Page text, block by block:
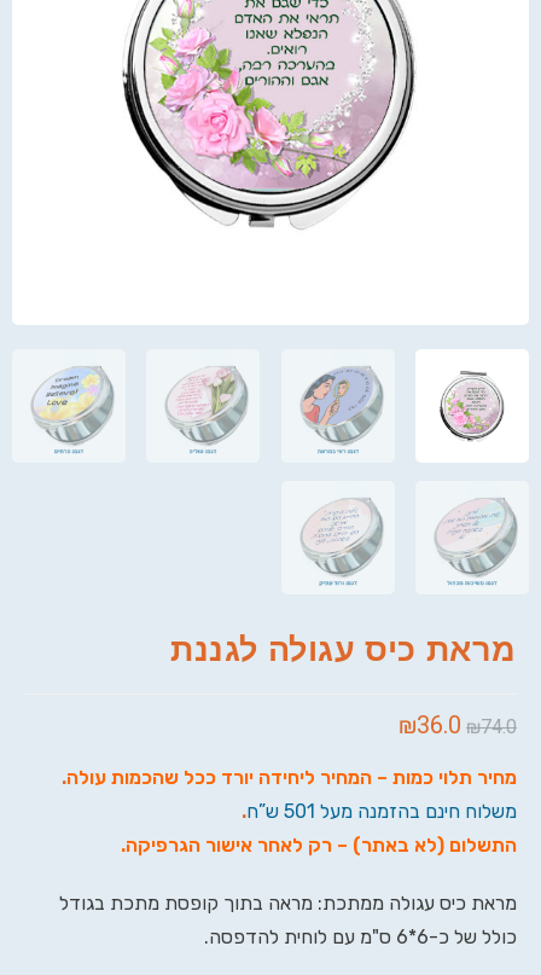
מראת כיס עגולה לגננת
₪74.0
₪36.0
מחיר תלוי כמות – המחיר ליחידה יורד ככל שהכמות עולה.
משלוח חינם בהזמנה מעל 501 ש”ח
.
התשלום (לא באתר) – רק לאחר אישור הגרפיקה.
מראת כיס עגולה ממתכת: מראה בתוך קופסת מתכת בגודל
כולל של כ-6*6 ס"מ עם לוחית להדפסה.